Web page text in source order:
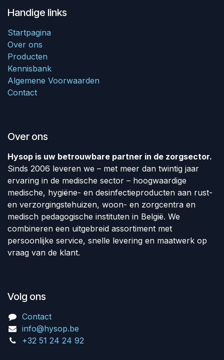
Handige links
Startpagina
Over ons
Producten
Kennisbank
Algemene Voorwaarden
Contact
Over ons
Hysop is uw betrouwbare partner in de zorgsector.
Sinds 2006 leveren we – met meer dan twintig jaar
ervaring in de medische sector – hoogwaardige
medische, hygiëne- en desinfectieproducten aan rust-
en verzorgingstehuizen, woon- en zorgcentra en
medisch pedagogische instituten in België. We
combineren een uitgebreid assortiment met
persoonlijke service, snelle levering en maatwerk op
vraag van de klant.
Volg ons
Contact
info@hysop.be
+32 51 24 24 92